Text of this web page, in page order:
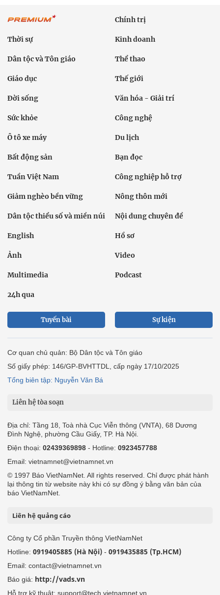
Chính trị
Thời sự Kinh doanh
Dân tộc và Tôn giáo Thể thao
Giáo dục Thế giới
Đời sống Văn hóa - Giải trí
Sức khỏe Công nghệ
Ô tô xe máy Du lịch
Bất động sản Bạn đọc
Tuần Việt Nam Công nghiệp hỗ trợ
Giảm nghèo bền vững Nông thôn mới
Dân tộc thiểu số và miền núi Nội dung chuyên đề
English Hồ sơ
Ảnh Video
Multimedia Podcast
24h qua
Tuyến bài Sự kiện
Cơ quan chủ quản: Bộ Dân tộc và Tôn giáo
Số giấy phép: 146/GP-BVHTTDL, cấp ngày 17/10/2025
Tổng biên tập: Nguyễn Văn Bá
Liên hệ tòa soạn
Địa chỉ: Tầng 18, Toà nhà Cục Viễn thông (VNTA), 68 Dương
Đình Nghệ, phường Cầu Giấy, TP. Hà Nội.
Điện thoại: 02439369898 - Hotline: 0923457788
Email: vietnamnet@vietnamnet.vn
© 1997 Báo VietNamNet. All rights reserved. Chỉ được phát hành
lại thông tin từ website này khi có sự đồng ý bằng văn bản của
báo VietNamNet.
Liên hệ quảng cáo
Công ty Cổ phần Truyền thông VietNamNet
Hotline: 0919405885 (Hà Nội) - 0919435885 (Tp.HCM)
Email: contact@vietnamnet.vn
Báo giá: http://vads.vn
Hỗ trợ kỹ thuật: support@tech.vietnamnet.vn